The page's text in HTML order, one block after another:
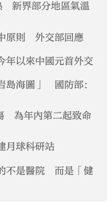
新界部分地區氣溫
原則 外交部回應
年以來中國元首外交
島海圖」 國防部：
為年內第二起致命
月球科研站
不是醫院 而是「健